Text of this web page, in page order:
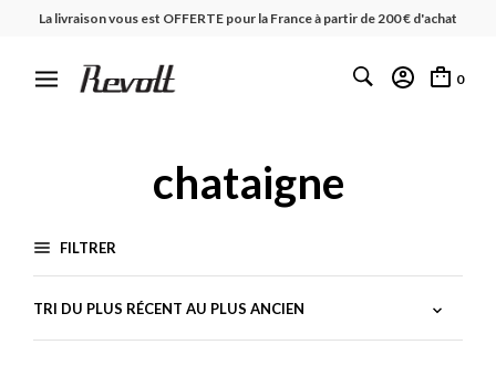
La livraison vous est OFFERTE pour la France à partir de 200 € d'achat
0
chataigne
FILTRER